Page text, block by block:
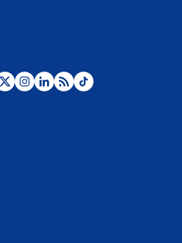
¿Por qué De la Espriella gobernará